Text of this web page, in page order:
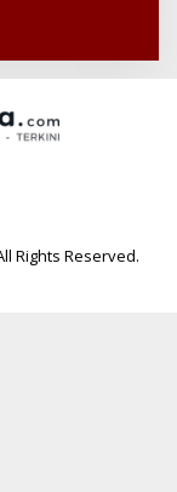
Rights Reserved.